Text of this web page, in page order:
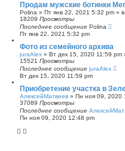
Продам мужские ботинки
Polina » Пт янв 22, 2021 5:32 pm »
18209 Просмотры
Последнее сообщение Polina
Пт янв 22, 2021 5:32 pm
Фото из семейного архива
juraAlex » Вт дек 15, 2020 11:59 pm
15521 Просмотры
Последнее сообщение juraAlex
Вт дек 15, 2020 11:59 pm
Приобретение участка в
АлексейМатвеев » Пн ноя 09, 2020
37089 Просмотры
Последнее сообщение
Пн ноя 09, 2020 12:48 pm